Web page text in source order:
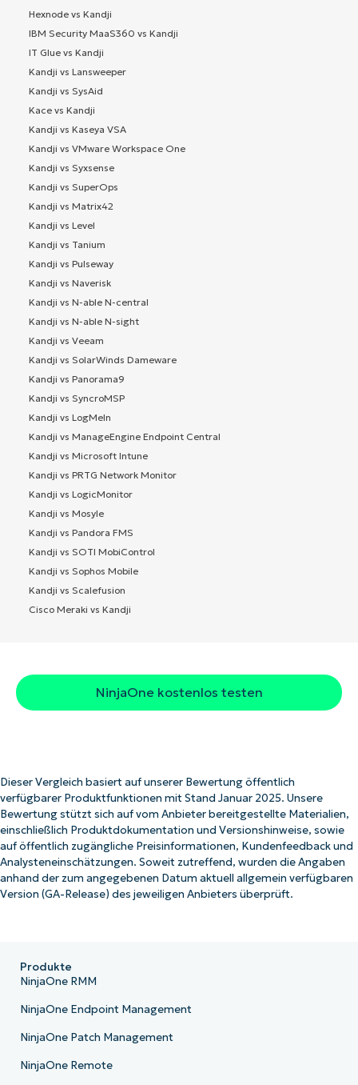
Hexnode vs Kandji
IBM Security MaaS360 vs Kandji
IT Glue vs Kandji
Kandji vs Lansweeper
Kandji vs SysAid
Kace vs Kandji
Kandji vs Kaseya VSA
Kandji vs VMware Workspace One
Kandji vs Syxsense
Kandji vs SuperOps
Kandji vs Matrix42
Kandji vs Level
Kandji vs Tanium
Kandji vs Pulseway
Kandji vs Naverisk
Kandji vs N-able N-central
Kandji vs N-able N-sight
Kandji vs Veeam
Kandji vs SolarWinds Dameware
Kandji vs Panorama9
Kandji vs SyncroMSP
Kandji vs LogMeIn
Kandji vs ManageEngine Endpoint Central
Kandji vs Microsoft Intune
Kandji vs PRTG Network Monitor
Kandji vs LogicMonitor
Kandji vs Mosyle
Kandji vs Pandora FMS
Kandji vs SOTI MobiControl
Kandji vs Sophos Mobile
Kandji vs Scalefusion
Cisco Meraki vs Kandji
NinjaOne kostenlos testen
Dieser Vergleich basiert auf unserer Bewertung öffentlich
verfügbarer Produktfunktionen mit Stand Januar 2025. Unsere
Bewertung stützt sich auf vom Anbieter bereitgestellte Materialien,
einschließlich Produktdokumentation und Versionshinweise, sowie
auf öffentlich zugängliche Preisinformationen, Kundenfeedback und
Analysteneinschätzungen. Soweit zutreffend, wurden die Angaben
anhand der zum angegebenen Datum aktuell allgemein verfügbaren
Version (GA-Release) des jeweiligen Anbieters überprüft.
Produkte
NinjaOne RMM
NinjaOne Endpoint Management
NinjaOne Patch Management
NinjaOne Remote